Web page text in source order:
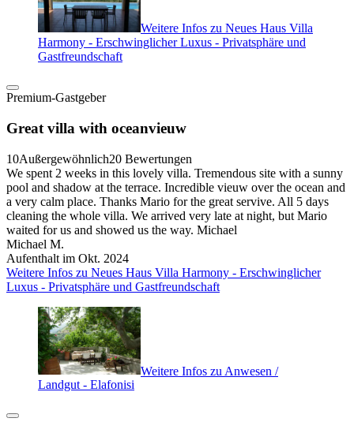
Weitere Infos zu Neues Haus Villa
Harmony - Erschwinglicher Luxus - Privatsphäre und
Gastfreundschaft
Premium-Gastgeber
Great villa with oceanvieuw
10Außergewöhnlich20 Bewertungen
We spent 2 weeks in this lovely villa. Tremendous site with a sunny
pool and shadow at the terrace. Incredible vieuw over the ocean and
a very calm place. Thanks Mario for the great servive. All 5 days
cleaning the whole villa. We arrived very late at night, but Mario
waited for us and showed us the way. Michael
Michael M.
Aufenthalt im Okt. 2024
Weitere Infos zu Neues Haus Villa Harmony - Erschwinglicher
Luxus - Privatsphäre und Gastfreundschaft
Weitere Infos zu Anwesen /
Landgut - Elafonisi